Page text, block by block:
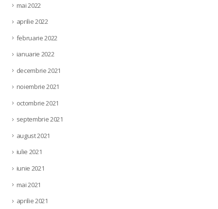
mai 2022
aprilie 2022
februarie 2022
ianuarie 2022
decembrie 2021
noiembrie 2021
octombrie 2021
septembrie 2021
august 2021
iulie 2021
iunie 2021
mai 2021
aprilie 2021